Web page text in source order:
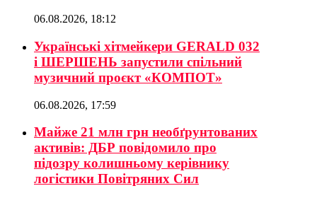
06.08.2026, 18:12
Українські хітмейкери GERALD 032
і ШЕРШЕНЬ запустили спільний
музичний проєкт «КОМПОТ»
06.08.2026, 17:59
Майже 21 млн грн необґрунтованих
активів: ДБР повідомило про
підозру колишньому керівнику
логістики Повітряних Сил